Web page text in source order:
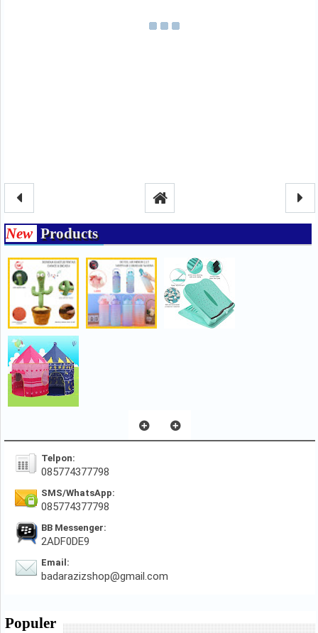
New Products
Telpon:
085774377798
SMS/WhatsApp:
085774377798
BB Messenger:
2ADF0DE9
Email:
badarazizshop@gmail.com
Populer